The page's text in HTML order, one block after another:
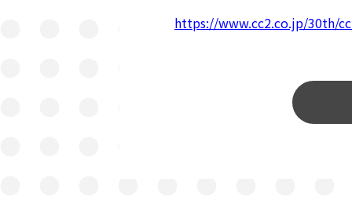
https://www.cc2.co.jp/30th/